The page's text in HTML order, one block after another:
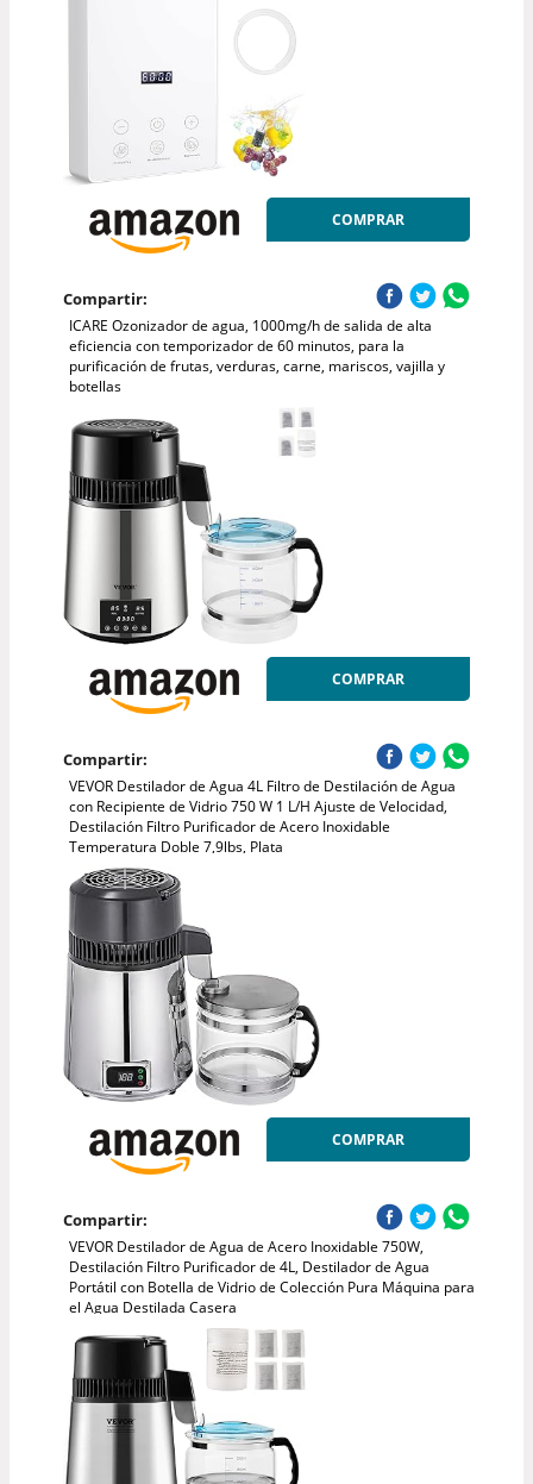
COMPRAR
Compartir:
ICARE Ozonizador de agua, 1000mg/h de salida de alta
eficiencia con temporizador de 60 minutos, para la
purificación de frutas, verduras, carne, mariscos, vajilla y
botellas
COMPRAR
Compartir:
VEVOR Destilador de Agua 4L Filtro de Destilación de Agua
con Recipiente de Vidrio 750 W 1 L/H Ajuste de Velocidad,
Destilación Filtro Purificador de Acero Inoxidable
Temperatura Doble 7,9lbs, Plata
COMPRAR
Compartir:
VEVOR Destilador de Agua de Acero Inoxidable 750W,
Destilación Filtro Purificador de 4L, Destilador de Agua
Portátil con Botella de Vidrio de Colección Pura Máquina para
el Agua Destilada Casera